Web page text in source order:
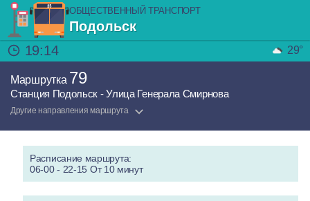
ОБЩЕСТВЕННЫЙ ТРАНСПОРТ
Подольск
19:14
29°
Маршрутка 79
Станция Подольск - Улица Генерала Смирнова
Другие направления маршрута
Расписание маршрута:
06-00 - 22-15 От 10 минут